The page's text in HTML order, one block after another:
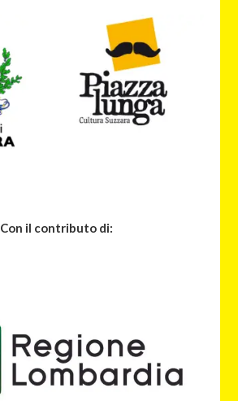
Con il contributo di: